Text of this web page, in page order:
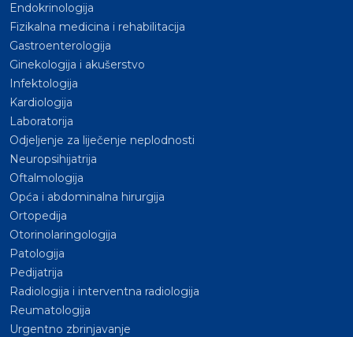
Endokrinologija
Fizikalna medicina i rehabilitacija
Gastroenterologija
Ginekologija i akušerstvo
Infektologija
Kardiologija
Laboratorija
Odjeljenje za liječenje neplodnosti
Neuropsihijatrija
Oftalmologija
Opća i abdominalna hirurgija
Ortopedija
Otorinolaringologija
Patologija
Pedijatrija
Radiologija i interventna radiologija
Reumatologija
Urgentno zbrinjavanje